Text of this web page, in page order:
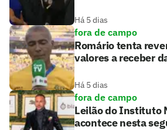
Há 5 dias
fora de campo
Romário tenta
valores a receber
Há 5 dias
fora de campo
Leilão do Instituto
acontece nesta